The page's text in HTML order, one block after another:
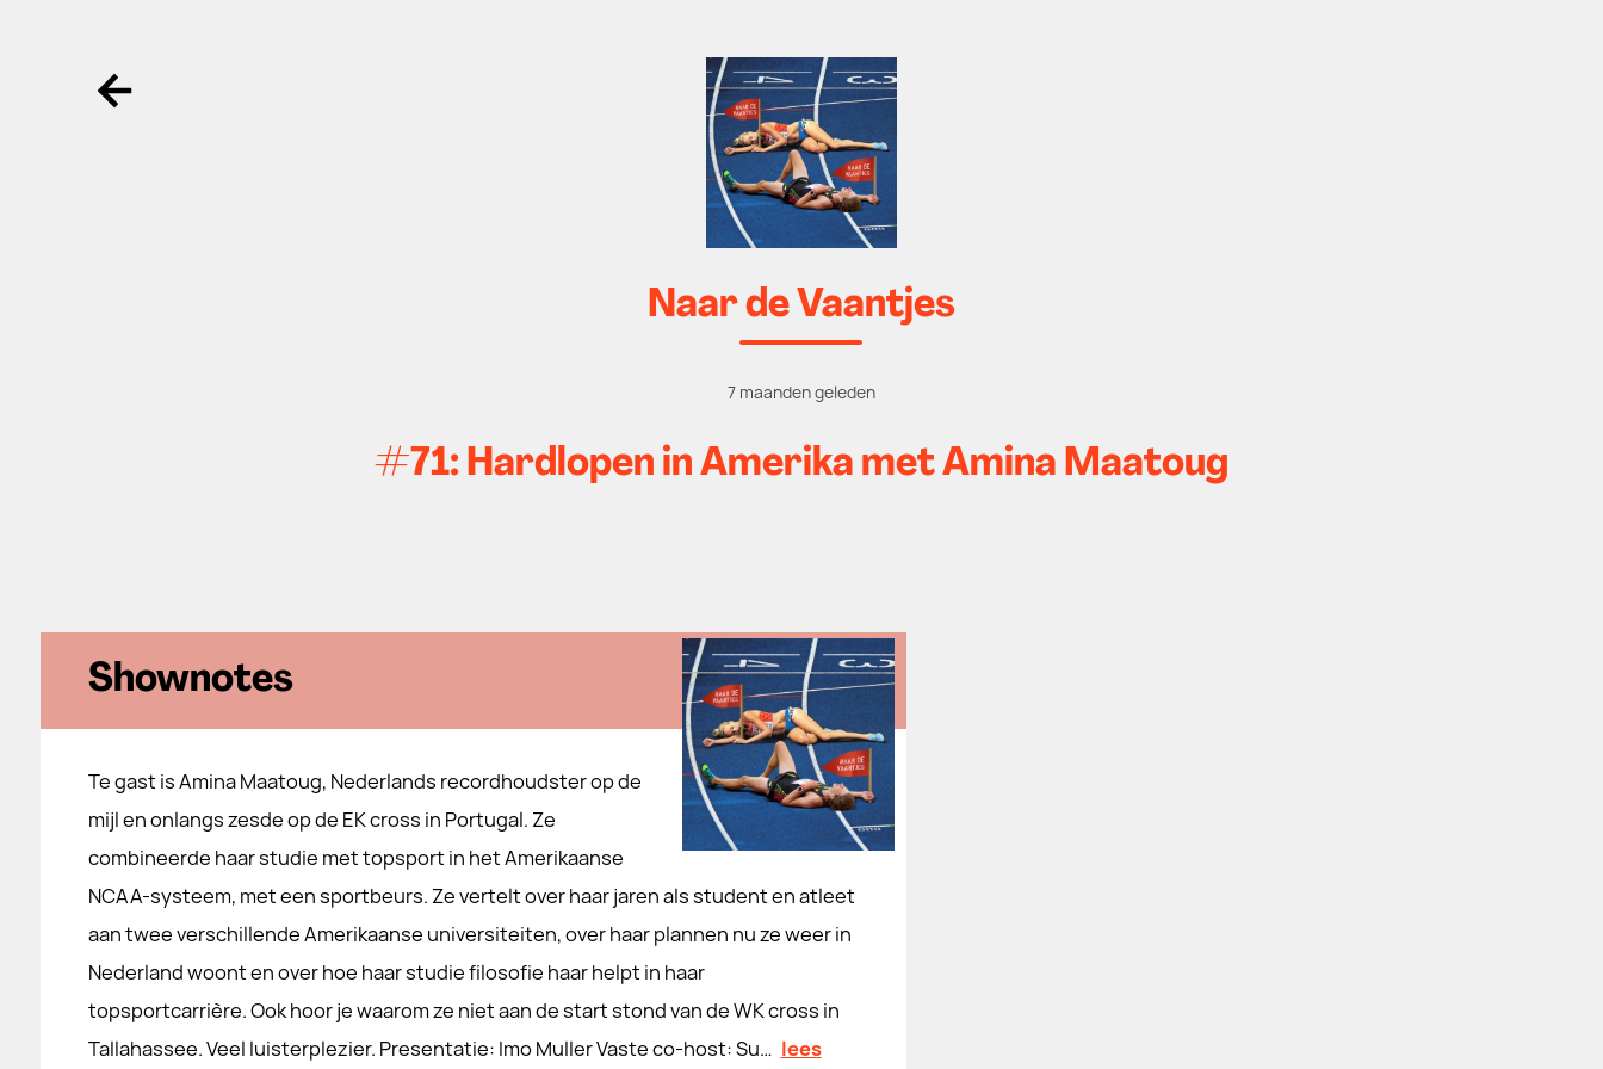
Ga terug
Naar de Vaantjes
7 maanden geleden
#71: Hardlopen in Amerika met Amina Maatoug
Shownotes
Te gast is Amina Maatoug, Nederlands recordhoudster op de
mijl en onlangs zesde op de EK cross in Portugal. Ze
combineerde haar studie met topsport in het Amerikaanse
NCAA-systeem, met een sportbeurs. Ze vertelt over haar jaren als student en atleet
aan twee verschillende Amerikaanse universiteiten, over haar plannen nu ze weer in
Nederland woont en over hoe haar studie filosofie haar helpt in haar
topsportcarrière. Ook hoor je waarom ze niet aan de start stond van de WK cross in
Tallahassee. Veel luisterplezier. Presentatie: Imo Muller Vaste co-host: Su… lees